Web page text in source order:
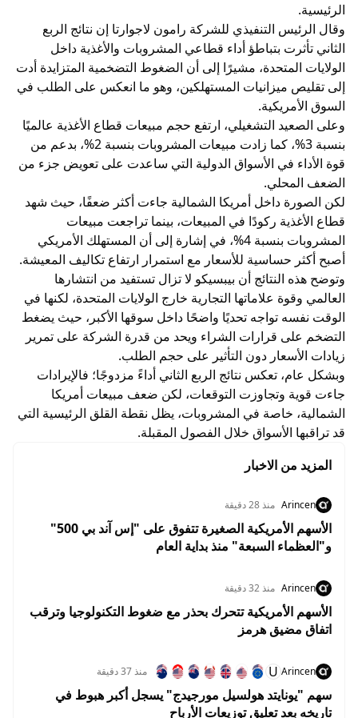
الرئيسية.
وقال الرئيس التنفيذي للشركة رامون لاجوارتا إن نتائج الربع
الثاني تأثرت بتباطؤ أداء قطاعي المشروبات والأغذية داخل
الولايات المتحدة، مشيرًا إلى أن الضغوط التضخمية المتزايدة أدت
إلى تقليص ميزانيات المستهلكين، وهو ما انعكس على الطلب في
السوق الأمريكية.
وعلى الصعيد التشغيلي، ارتفع حجم مبيعات قطاع الأغذية عالميًا
بنسبة 3%، كما زادت مبيعات المشروبات بنسبة 2%، بدعم من
قوة الأداء في الأسواق الدولية التي ساعدت على تعويض جزء من
الضعف المحلي.
لكن الصورة داخل أمريكا الشمالية جاءت أكثر ضعفًا، حيث شهد
قطاع الأغذية ركودًا في المبيعات، بينما تراجعت مبيعات
المشروبات بنسبة 4%، في إشارة إلى أن المستهلك الأمريكي
أصبح أكثر حساسية للأسعار مع استمرار ارتفاع تكاليف المعيشة.
وتوضح هذه النتائج أن بيبسيكو لا تزال تستفيد من انتشارها
العالمي وقوة علاماتها التجارية خارج الولايات المتحدة، لكنها في
الوقت نفسه تواجه تحديًا واضحًا داخل سوقها الأكبر، حيث يضغط
التضخم على قرارات الشراء ويحد من قدرة الشركة على تمرير
زيادات الأسعار دون التأثير على حجم الطلب.
وبشكل عام، تعكس نتائج الربع الثاني أداءً مزدوجًا؛ فالإيرادات
جاءت قوية وتجاوزت التوقعات، لكن ضعف مبيعات أمريكا
الشمالية، خاصة في المشروبات، يظل نقطة القلق الرئيسية التي
قد تراقبها الأسواق خلال الفصول المقبلة.
المزيد من الاخبار
Arincen منذ 28 دقيقة
الأسهم الأمريكية الصغيرة تتفوق على "إس آند بي 500"
و"العظماء السبعة" منذ بداية العام
Arincen منذ 32 دقيقة
الأسهم الأمريكية تتحرك بحذر مع ضغوط التكنولوجيا وترقب
اتفاق مضيق هرمز
Arincen
U منذ 37 دقيقة
سهم "يونايتد هولسيل مورجيدج" يسجل أكبر هبوط في
تاريخه بعد تعليق توزيعات الأرباح